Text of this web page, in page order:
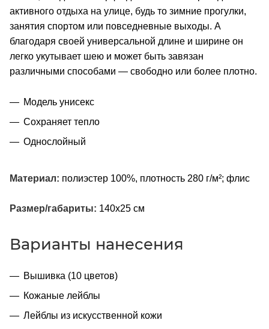
активного отдыха на улице, будь то зимние прогулки,
занятия спортом или повседневные выходы. А
благодаря своей универсальной длине и ширине он
легко укутывает шею и может быть завязан
различными способами — свободно или более плотно.
Модель унисекс
Сохраняет тепло
Однослойный
Материал: полиэстер 100%, плотность 280 г/м²; флис
Размер/габариты: 140х25 см
Варианты нанесения
Вышивка (10 цветов)
Кожаные лейблы
Лейблы из искусственной кожи